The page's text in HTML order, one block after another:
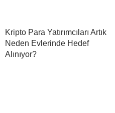
Kripto Para Yatırımcıları Artık
Neden Evlerinde Hedef
Alınıyor?